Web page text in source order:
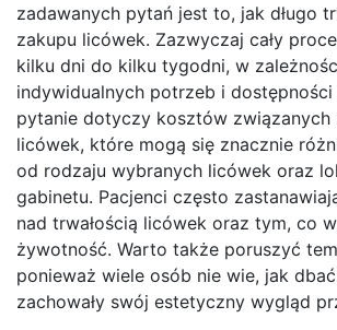
zadawanych pytań jest to, jak długo
zakupu licówek. Zazwyczaj cały
kilku dni do kilku tygodni, w
indywidualnych potrzeb i dostępności
pytanie dotyczy kosztów związanych
licówek, które mogą się znacznie
od rodzaju wybranych licówek oraz
gabinetu. Pacjenci często
nad trwałością licówek oraz tym, co
żywotność. Warto także poruszyć
ponieważ wiele osób nie wie, jak
zachowały swój estetyczny wygląd